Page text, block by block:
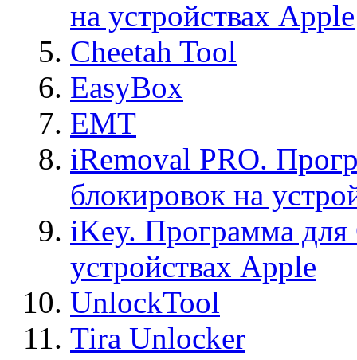
на устройствах Apple
Cheetah Tool
EasyBox
EMT
iRemoval PRO.
блокировок на
iKey. Программа для
устройствах Apple
UnlockTool
Tira Unlocker